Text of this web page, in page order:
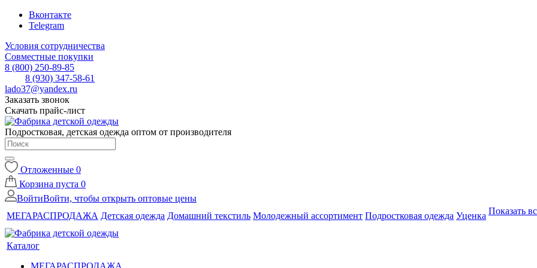
Вконтакте
Telegram
Условия сотрудничества
Совместные покупки
8 (800) 250-89-85
8 (930) 347-58-61
lado37@yandex.ru
Заказать звонок
Скачать прайс-лист
Подростковая, детская одежда оптом от производителя
Отложенные 0
Корзина пуста 0
ВойтиВойти, чтобы открыть оптовые цены
МЕГАРАСПРОДАЖА Детская одежда Домашний текстиль Молодежный ассортимент Подростковая одежда Уценка Показать
Каталог
МЕГАРАСПРОДАЖА